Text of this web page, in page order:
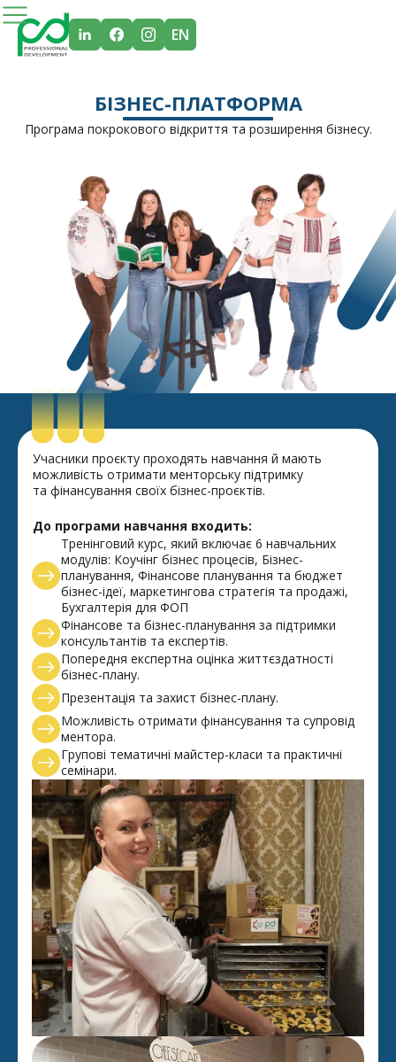
EN
БІЗНЕС-ПЛАТФОРМА
Програма покрокового відкриття та розширення бізнесу.
Учасники проєкту проходять навчання й мають
можливість отримати менторську підтримку
та фінансування своїх бізнес-проєктів.
До програми навчання входить:
Тренінговий курс, який включає 6 навчальних
модулів: Коучінг бізнес процесів, Бізнес-
планування, Фінансове планування та бюджет
бізнес-ідеї, маркетингова стратегія та продажі,
Бухгалтерія для ФОП
Фінансове та бізнес-планування за підтримки
консультантів та експертів.
Попередня експертна оцінка життєздатності
бізнес-плану.
Презентація та захист бізнес-плану.
Можливість отримати фінансування та супровід
ментора.
Групові тематичні майстер-класи та практичні
семінари.